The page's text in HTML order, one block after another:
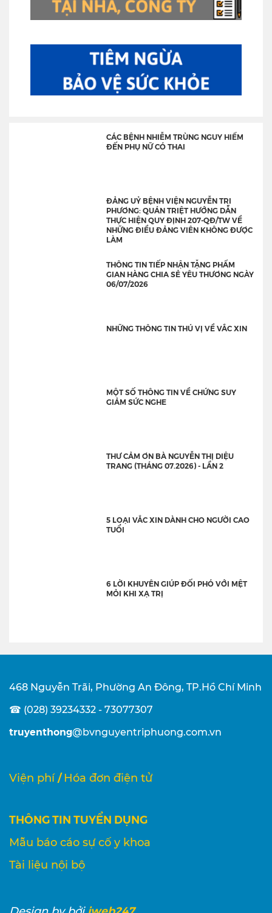
CÁC BỆNH NHIỄM TRÙNG NGUY HIỂM
ĐẾN PHỤ NỮ CÓ THAI
ĐẢNG UỶ BỆNH VIỆN NGUYỄN TRI
PHƯƠNG: QUÁN TRIỆT HƯỚNG DẪN
THỰC HIỆN QUY ĐỊNH 207-QĐ/TW VỀ
NHỮNG ĐIỀU ĐẢNG VIÊN KHÔNG ĐƯỢC
LÀM
THÔNG TIN TIẾP NHẬN TẶNG PHẨM
GIAN HÀNG CHIA SẺ YÊU THƯƠNG NGÀY
06/07/2026
NHỮNG THÔNG TIN THÚ VỊ VỀ VẮC XIN
MỘT SỐ THÔNG TIN VỀ CHỨNG SUY
GIẢM SỨC NGHE
THƯ CẢM ƠN BÀ NGUYỄN THỊ DIỆU
TRANG (THÁNG 07.2026) - LẦN 2
5 LOẠI VẮC XIN DÀNH CHO NGƯỜI CAO
TUỔI
6 LỜI KHUYÊN GIÚP ĐỐI PHÓ VỚI MỆT
MỎI KHI XẠ TRỊ
468 Nguyễn Trãi, Phường An Đông, TP.Hồ Chí Minh
☎ (028) 39234332 - 73077307
truyenthong@bvnguyentriphuong.com.vn
Viện phí / Hóa đơn điện tử
THÔNG TIN TUYỂN DỤNG
Mẫu báo cáo sự cố y khoa
Tài liệu nội bộ